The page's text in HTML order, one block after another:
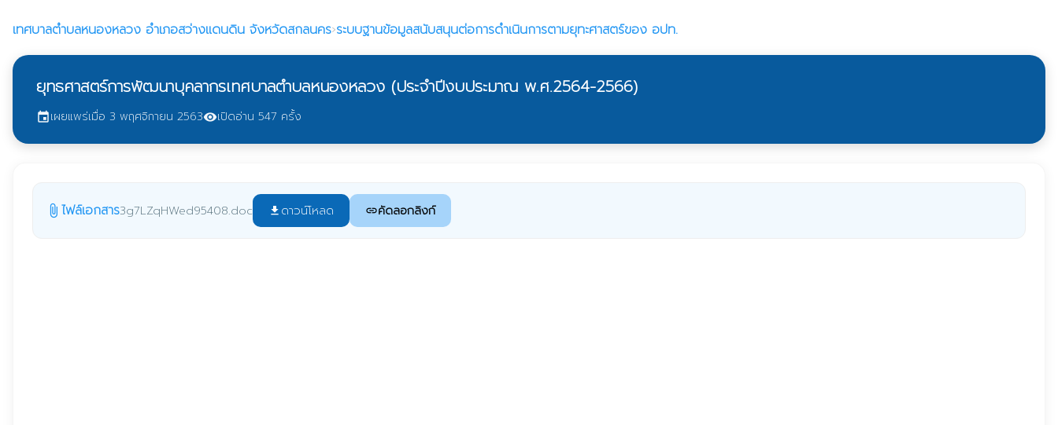
เทศบาลตำบลหนองหลวง อำเภอสว่างแดนดิน จังหวัดสกลนคร›ระบบฐานข้อมูลสนับสนุนต่อการดำเนินการตามยุทะศาสตร์ของ อปท.
ยุทธศาสตร์การพัฒนาบุคลากรเทศบาลตำบลหนองหลวง (ประจำปีงบประมาณ พ.ศ.2564-2566)
eventเผยแพร่เมื่อ 3 พฤศจิกายน 2563visibilityเปิดอ่าน 547 ครั้ง
attach_file ไฟล์เอกสาร3g7LZqHWed95408.doc file_download ดาวน์โหลด linkคัดลอกลิงก์